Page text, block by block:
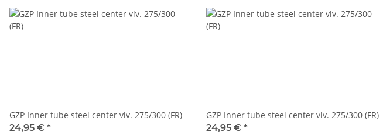
GZP Inner tube steel center vlv. 275/300 (FR)
24,95 € *
GZP Inner tube steel center vlv. 275/300 (FR)
24,95 € *